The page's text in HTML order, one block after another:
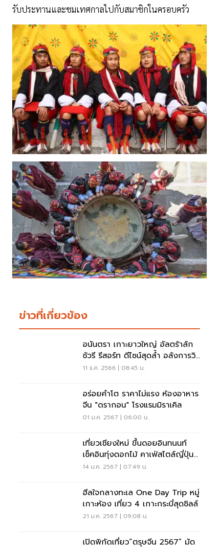
รับประทานและชมเทศกาลไปกับสมาชิกในครอบครัว
ข่าวที่เกี่ยวข้อง
อนันตรา เกาะยาวใหญ่ อัลตร้าลัก
ชัวรี รีสอร์ท ดีไซน์สุดล้ำ อลังการวิว
หลักล้าน
11 ธ.ค. 2566 | 08:45 น.
อร่อยคำโต ราคาไม่แรง ห้องอาหาร
จีน "ดรากอน" โรงแรมมิราเคิล
01 ม.ค. 2567 | 06:00 น.
เที่ยวเชียงใหม่ ขึ้นดอยอินทนนท์
เช็คอินทุ่งดอกไม้ คาเฟ่สไตล์ญี่ปุ่น
สุดปัง
14 ม.ค. 2567 | 07:49 น.
ฮีลใจกลางทะเล One Day Trip หมู่
เกาะห้อง เที่ยว 4 เกาะกระบี่สุดชิลล์
21 ม.ค. 2567 | 09:08 น.
เปิดพิกัดเที่ยว“ตรุษจีน 2567” มัด